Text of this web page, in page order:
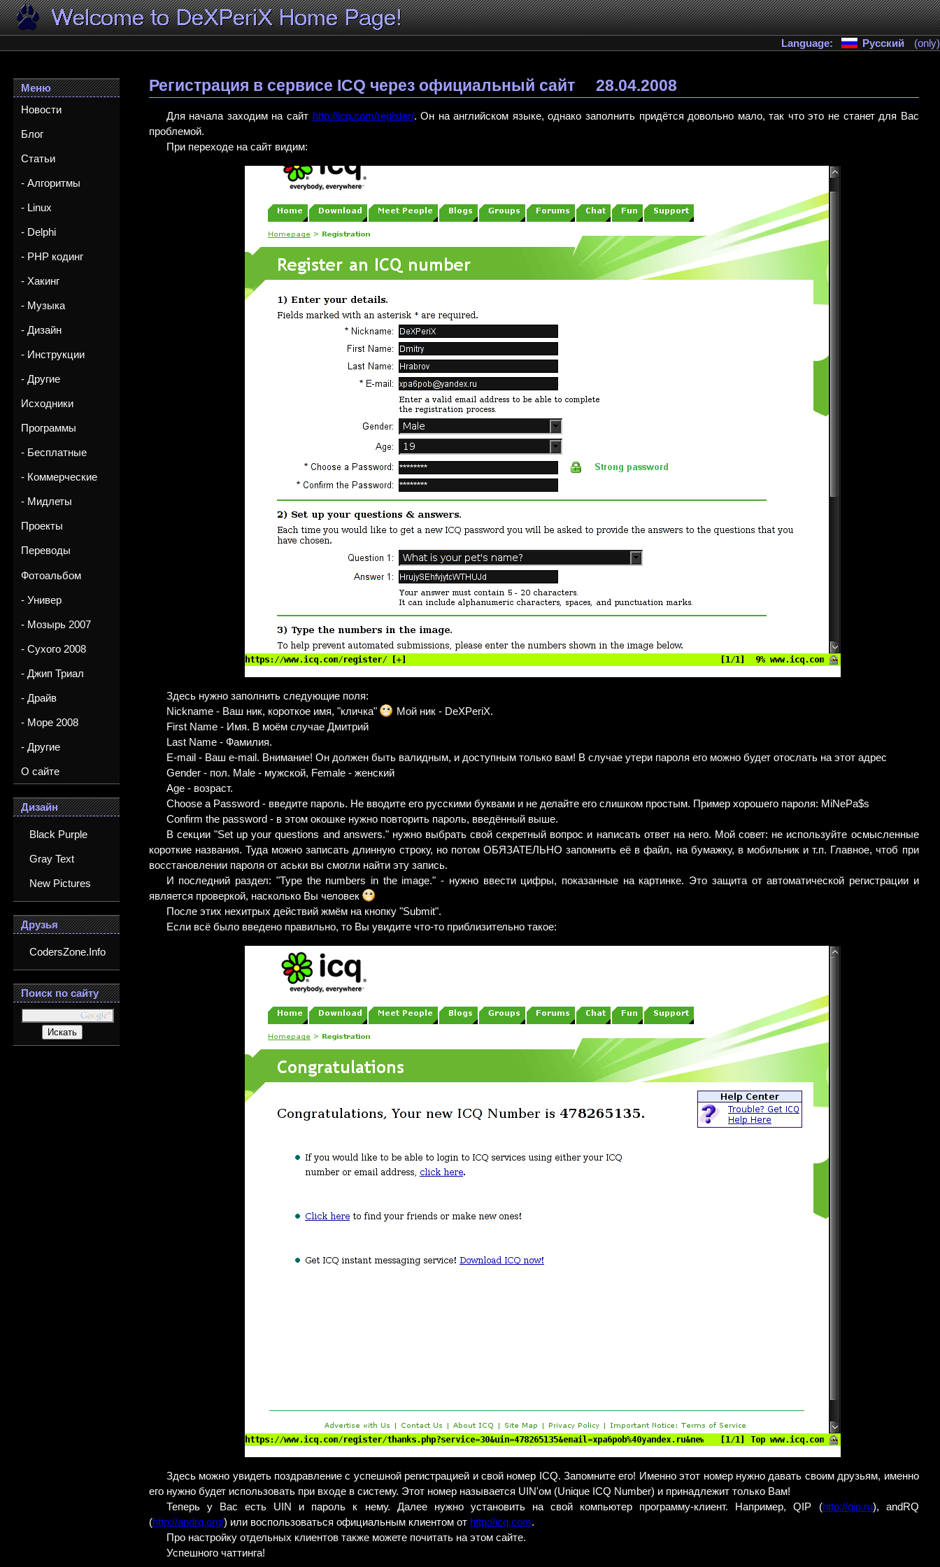
Language: Русский (only)
Меню
Новости
Блог
Статьи
- Алгоритмы
- Linux
- Delphi
- PHP кодинг
- Хакинг
- Музыка
- Дизайн
- Инструкции
- Другие
Исходники
Программы
- Бесплатные
- Коммерческие
- Мидлеты
Проекты
Переводы
Фотоальбом
- Универ
- Мозырь 2007
- Сухого 2008
- Джип Триал
- Драйв
- Море 2008
- Другие
О сайте
Дизайн
Black Purple
Gray Text
New Pictures
Друзья
CodersZone.Info
Поиск по сайту
Регистрация в сервисе ICQ через официальный сайт 28.04.2008
Для начала заходим на сайт http://icq.com/register/. Он на английском языке, однако заполнить придётся довольно мало, так что это не станет для Вас
проблемой.
При переходе на сайт видим:
Здесь нужно заполнить следующие поля:
Nickname - Ваш ник, короткое имя, "кличка"
Мой ник - DeXPeriX.
First Name - Имя. В моём случае Дмитрий
Last Name - Фамилия.
E-mail - Ваш e-mail. Внимание! Он должен быть валидным, и доступным только вам! В случае утери пароля его можно будет отослать на этот адрес
Gender - пол. Male - мужской, Female - женский
Age - возраст.
Choose a Password - введите пароль. Не вводите его русскими буквами и не делайте его слишком простым. Пример хорошего пароля: MiNePa$s
Confirm the password - в этом окошке нужно повторить пароль, введённый выше.
В секции "Set up your questions and answers." нужно выбрать свой секретный вопрос и написать ответ на него. Мой совет: не используйте осмысленные
короткие названия. Туда можно записать длинную строку, но потом ОБЯЗАТЕЛЬНО запомнить её в файл, на бумажку, в мобильник и т.п. Главное, чтоб при
восстановлении пароля от аськи вы смогли найти эту запись.
И последний раздел: "Type the numbers in the image." - нужно ввести цифры, показанные на картинке. Это защита от автоматической регистрации и
является проверкой, насколько Вы человек
После этих нехитрых действий жмём на кнопку "Submit".
Если всё было введено правильно, то Вы увидите что-то приблизительно такое:
Здесь можно увидеть поздравление с успешной регистрацией и свой номер ICQ. Запомните его! Именно этот номер нужно давать своим друзьям, именно
его нужно будет использовать при входе в систему. Этот номер называется UIN'ом (Unique ICQ Number) и принадлежит только Вам!
Теперь у Вас есть UIN и пароль к нему. Далее нужно установить на свой компьютер программу-клиент. Например, QIP (http://qip.ru), andRQ
(http://andrq.org/) или воспользоваться официальным клиентом от http://icq.com.
Про настройку отдельных клиентов также можете почитать на этом сайте.
Успешного чаттинга!